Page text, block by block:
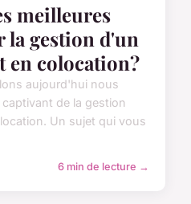
meilleures
la gestion d'un
en colocation?
aujourd'hui nous
de la gestion
Un sujet qui vous
6 min de lecture →